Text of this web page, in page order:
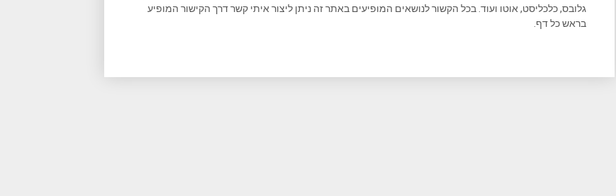
גלובס, כלכליסט, אוטו ועוד. בכל הקשור לנושאים המופיעים באתר זה ניתן ליצור איתי קשר דרך הקישור המופיע
בראש כל דף.